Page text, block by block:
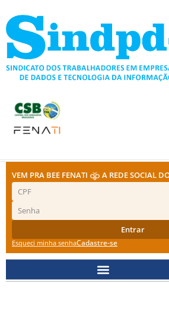
para
conteúdo
VEM PRA BEE FENATI A REDE SOCIAL
Entrar
Esqueci minha senhaCadastre-se